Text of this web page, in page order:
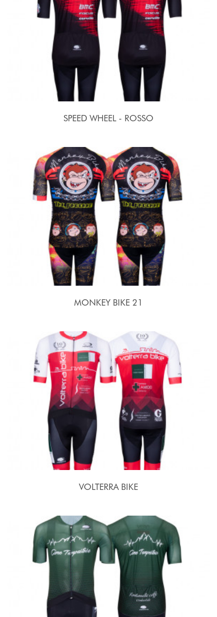
SPEED WHEEL - ROSSO
MONKEY BIKE 21
VOLTERRA BIKE